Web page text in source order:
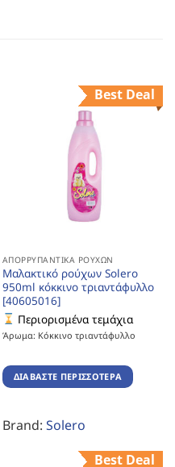
Best Deal
ΑΠΟΡΡΥΠΑΝΤΙΚΆ ΡΟΎΧΩΝ
Μαλακτικό ρούχων Solero
950ml κόκκινο τριαντάφυλλο
[40605016]
Περιορισμένα τεμάχια
Άρωμα: Κόκκινο τριαντάφυλλο
ΔΙΑΒΆΣΤΕ ΠΕΡΙΣΣΌΤΕΡΑ
Brand: Solero
Best Deal